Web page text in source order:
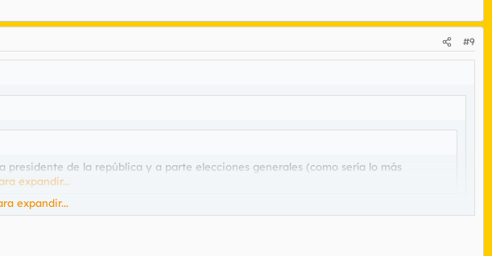
#9
de la república y a parte elecciones generales (como sería lo más
nuestros.
expandir...
expandir...